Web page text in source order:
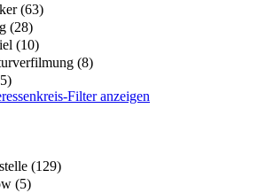
(63)
(28)
(10)
(8)
Filter anzeigen
(129)
(5)